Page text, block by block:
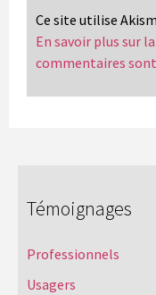
Ce site utilise
En savoir plus sur
commentaires
Témoignages
Professionnels
Usagers